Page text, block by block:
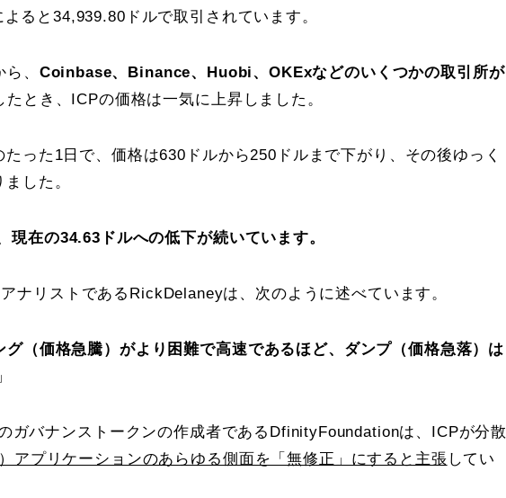
ると34,939.80ドルで取引されています。
、 Coinbase、Binance、Huobi、OKExなどのいくつかの取引所が
たとき、ICPの価格は一気に上昇しました。
たった1日で、価格は630ドルから250ドルまで下がり、その後ゆっく
した。
現在の34.63ドルへの低下が続いています。
ナリストであるRickDelaneyは、次のように述べています。
グ（価格急騰）がより困難で高速であるほど、ダンプ（価格急落）は
」
ガバナンストークンの作成者であるDfinityFoundationは、ICPが分散
アプリケーションのあらゆる側面を「無修正」にすると主張 してい